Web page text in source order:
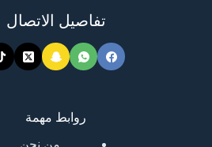
تفاصيل الاتصال
روابط مهمة
من نحن